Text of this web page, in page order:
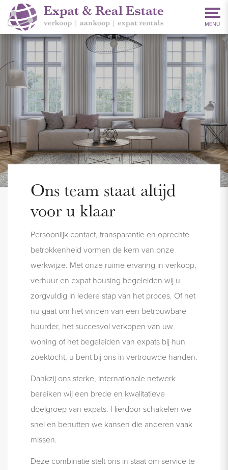
Ons team staat altijd
voor u klaar
Persoonlijk contact, transparantie en oprechte
betrokkenheid vormen de kern van onze
werkwijze. Met onze ruime ervaring in verkoop,
verhuur en expat housing begeleiden wij u
zorgvuldig in iedere stap van het proces. Of het
nu gaat om het vinden van een betrouwbare
huurder, het succesvol verkopen van uw
woning of het begeleiden van expats bij hun
zoektocht, u bent bij ons in vertrouwde handen.
Dankzij ons sterke, internationale netwerk
bereiken wij een brede en kwalitatieve
doelgroep van expats. Hierdoor schakelen we
snel en benutten we kansen die anderen vaak
missen.
Deze combinatie stelt ons in staat om service te